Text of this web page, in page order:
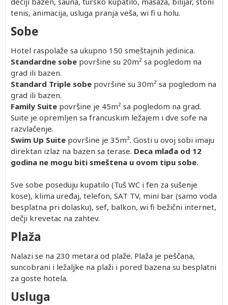
tenis, animacija, usluga pranja veša, wi fi u holu.
Sobe
Hotel raspolaže sa ukupno 150 smeštajnih jedinica.
Standardne sobe površine su 20m² sa pogledom na
grad ili bazen.
Standard Triple sobe površine su 30m² sa pogledom na
grad ili bazen.
Family Suite površine je 45m² sa pogledom na grad.
Suite je opremljen sa francuskim ležajem i dve sofe na
razvlačenje.
Swim Up Suite površine je 35m². Gosti u ovoj sobi imaju
direktan izlaz na bazen sa terase. Deca mlađa od 12
godina ne mogu biti smeštena u ovom tipu sobe.
Sve sobe poseduju kupatilo (Tuš WC i fen za sušenje
kose), klima uređaj, telefon, SAT TV, mini bar (samo voda
besplatna pri dolasku), sef, balkon, wi fi bežični internet,
dečji krevetac na zahtev.
Plaža
Nalazi se na 230 metara od plaže. Plaža je peščana,
suncobrani i ležaljke na plaži i pored bazena su besplatni
za goste hotela.
Usluga